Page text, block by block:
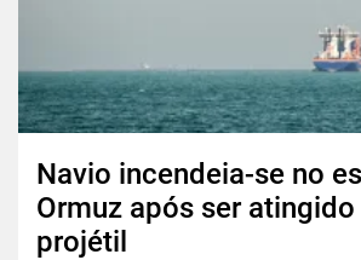
Navio incendeia-se no
Ormuz após ser
projétil